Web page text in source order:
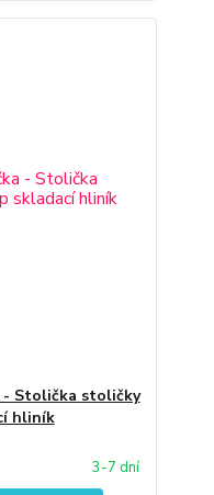
Stolička stoličky
hliník
3-7 dní